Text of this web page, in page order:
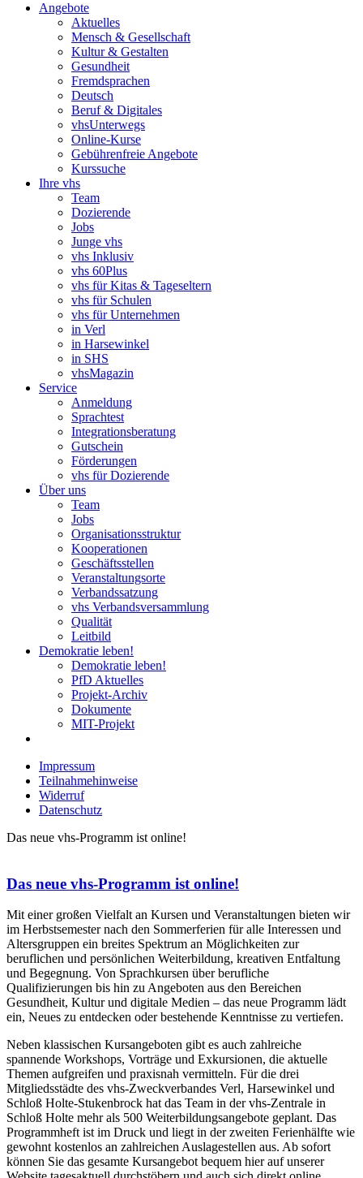
Angebote
Aktuelles
Mensch & Gesellschaft
Kultur & Gestalten
Gesundheit
Fremdsprachen
Deutsch
Beruf & Digitales
vhsUnterwegs
Online-Kurse
Gebührenfreie Angebote
Kurssuche
Ihre vhs
Team
Dozierende
Jobs
Junge vhs
vhs Inklusiv
vhs 60Plus
vhs für Kitas & Tageseltern
vhs für Schulen
vhs für Unternehmen
in Verl
in Harsewinkel
in SHS
vhsMagazin
Service
Anmeldung
Sprachtest
Integrationsberatung
Gutschein
Förderungen
vhs für Dozierende
Über uns
Team
Jobs
Organisationsstruktur
Kooperationen
Geschäftsstellen
Veranstaltungsorte
Verbandssatzung
vhs Verbandsversammlung
Qualität
Leitbild
Demokratie leben!
Demokratie leben!
PfD Aktuelles
Projekt-Archiv
Dokumente
MIT-Projekt
Impressum
Teilnahmehinweise
Widerruf
Datenschutz
Das neue vhs-Programm ist online!
Das neue vhs-Programm ist online!
Mit einer großen Vielfalt an Kursen und Veranstaltungen bieten wir
im Herbstsemester nach den Sommerferien für alle Interessen und
Altersgruppen ein breites Spektrum an Möglichkeiten zur
beruflichen und persönlichen Weiterbildung, kreativen Entfaltung
und Begegnung. Von Sprachkursen über berufliche
Qualifizierungen bis hin zu Angeboten aus den Bereichen
Gesundheit, Kultur und digitale Medien – das neue Programm lädt
ein, Neues zu entdecken oder bestehende Kenntnisse zu vertiefen.
Neben klassischen Kursangeboten gibt es auch zahlreiche
spannende Workshops, Vorträge und Exkursionen, die aktuelle
Themen aufgreifen und praxisnah vermitteln. Für die drei
Mitgliedsstädte des vhs-Zweckverbandes Verl, Harsewinkel und
Schloß Holte-Stukenbrock hat das Team in der vhs-Zentrale in
Schloß Holte mehr als 500 Weiterbildungsangebote geplant. Das
Programmheft ist im Druck und liegt in der zweiten Ferienhälfte wie
gewohnt kostenlos an zahlreichen Auslagestellen aus. Ab sofort
können Sie das gesamte Kursangebot bequem hier auf unserer